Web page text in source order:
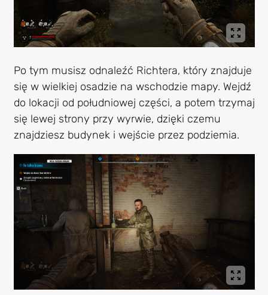
Po tym musisz odnaleźć Richtera, który znajduje
się w wielkiej osadzie na wschodzie mapy. Wejdź
do lokacji od południowej części, a potem trzymaj
się lewej strony przy wyrwie, dzięki czemu
znajdziesz budynek i wejście przez podziemia.